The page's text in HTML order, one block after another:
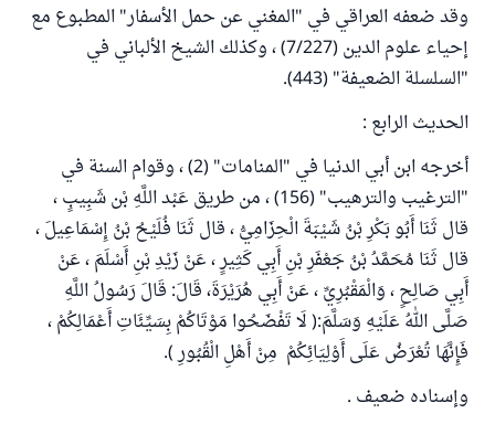
وقد ضعفه العراقي في "المغني عن حمل الأسفار" المطبوع مع
إحياء علوم الدين (7/227) ، وكذلك الشيخ الألباني في
"السلسلة الضعيفة" (443).
الحديث الرابع :
أخرجه ابن أبي الدنيا في "المنامات" (2) ، وقوام السنة في
"الترغيب والترهيب" (156) ، من طريق عَبْد اللَّهِ بْن شَبِيبٍ ،
قال ثَنَا أَبُو بَكْرِ بْنُ شَيْبَةَ الْحِزَامِيُّ ، قال ثَنَا فُلَيْحُ بْنُ إِسْمَاعِيلَ ،
قال ثَنَا مُحَمَّدُ بْنُ جَعْفَرِ بْنِ أَبِي كَثِيرٍ ، عَنْ زَيْدِ بْنِ أَسْلَمَ ، عَنْ
أَبِي صَالِحٍ ، وَالْمَقْبُرِيِّ ، عَنْ أَبِي هُرَيْرَةَ، قَالَ: قَالَ رَسُولُ اللَّهِ
صَلَّى اللهُ عَلَيْهِ وَسَلَّمَ:( لَا تَفْضَحُوا مَوْتَاكُمْ بِسَيِّئَاتِ أَعْمَالِكُمْ ،
فَإِنَّهَا تُعْرَضُ عَلَى أَوْلِيَائِكُمْ مِنْ أَهْلِ الْقُبُورِ ).
وإسناده ضعيف .